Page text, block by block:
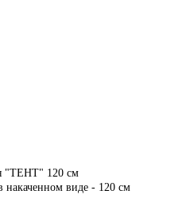
"ТЕНТ" 120 см
виде - 120 см